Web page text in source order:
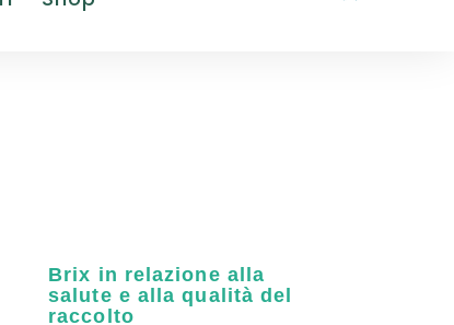
Brix in relazione alla
salute e alla qualità del
raccolto